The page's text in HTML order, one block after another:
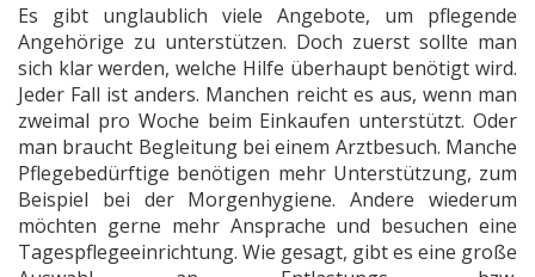
Es gibt unglaublich viele Angebote, um pflegende
Angehörige zu unterstützen. Doch zuerst sollte man
sich klar werden, welche Hilfe überhaupt benötigt wird.
Jeder Fall ist anders. Manchen reicht es aus, wenn man
zweimal pro Woche beim Einkaufen unterstützt. Oder
man braucht Begleitung bei einem Arztbesuch. Manche
Pflegebedürftige benötigen mehr Unterstützung, zum
Beispiel bei der Morgenhygiene. Andere wiederum
möchten gerne mehr Ansprache und besuchen eine
Tagespflegeeinrichtung. Wie gesagt, gibt es eine große